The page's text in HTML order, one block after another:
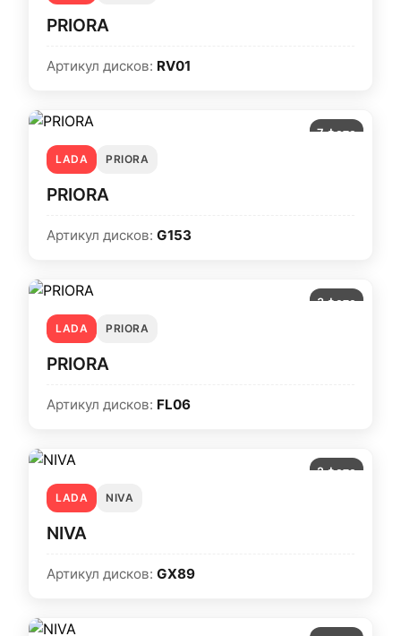
PRIORA
Артикул дисков: RV01
7 фото
LADA
PRIORA
PRIORA
Артикул дисков: G153
3 фото
LADA
PRIORA
PRIORA
Артикул дисков: FL06
2 фото
LADA
NIVA
NIVA
Артикул дисков: GX89